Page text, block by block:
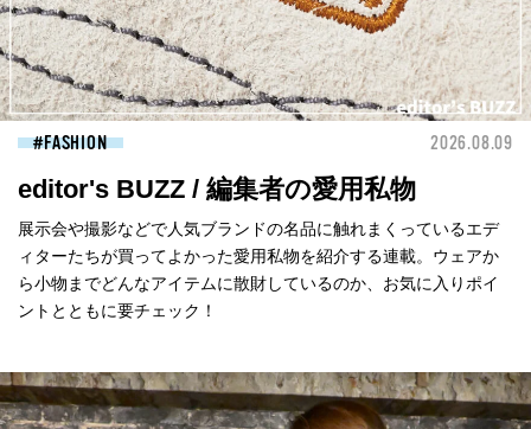
FASHION 2026.08.09
editor's BUZZ / 編集者の愛用私物
展示会や撮影などで人気ブランドの名品に触れまくっているエデ
ィターたちが買ってよかった愛用私物を紹介する連載。ウェアか
ら小物までどんなアイテムに散財しているのか、お気に入りポイ
ントとともに要チェック！